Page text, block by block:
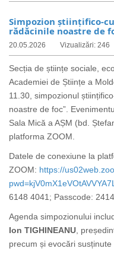
Simpozion științifico-
rădăcinile noastre de
20.05.2026 Vizualizări: 246
Secția de științe sociale,
Academiei de Științe a
11.30, simpozionul
noastre de foc”.
Sala Mică a AȘM (bd.
platforma ZOOM.
Datele de conexiune la
ZOOM: https://
6148 4041; Passcode:
Agenda simpozionului
Ion TIGHINEANU ,
precum și evocări susținute